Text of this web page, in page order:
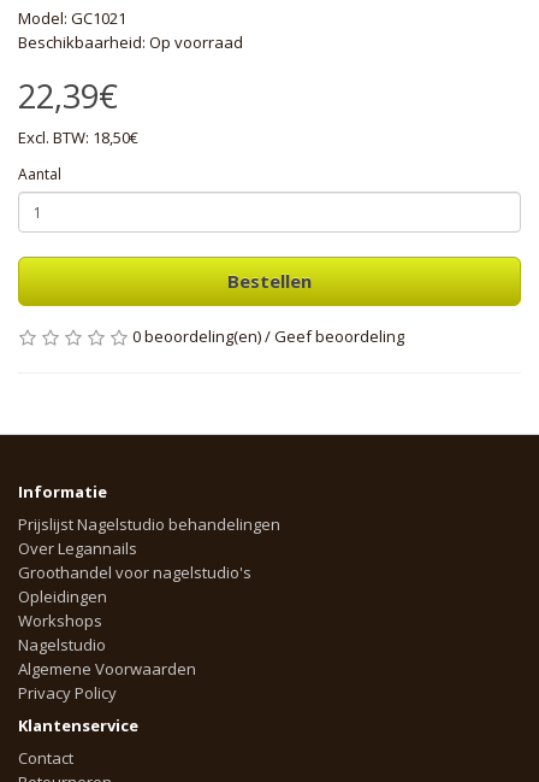
Model: GC1021
Beschikbaarheid: Op voorraad
22,39€
Excl. BTW: 18,50€
Aantal
Bestellen
0 beoordeling(en)/Geef beoordeling
Informatie
Prijslijst Nagelstudio behandelingen
Over Legannails
Groothandel voor nagelstudio's
Opleidingen
Workshops
Nagelstudio
Algemene Voorwaarden
Privacy Policy
Klantenservice
Contact